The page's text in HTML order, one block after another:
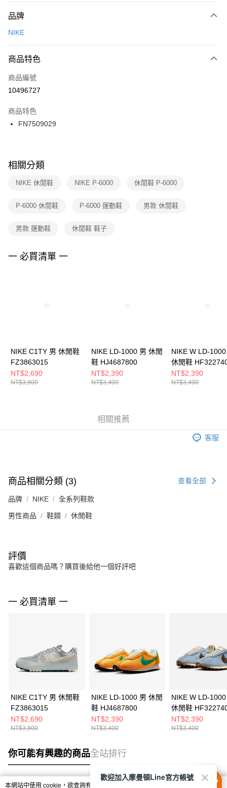
台灣樂天信用卡公司
【關於「AFTEE先享後付」】
便利好安心！
３．安心：先確認商品／服務後，再付款。
【「AFTEE先享後付」結帳流程】
１．於結帳方式選擇「AFTEE先享後付」後，將跳轉至「AFTEE先享後付」
２．訂單成立數日內，您將收到繳費通知簡訊。
３．收到繳費通知簡訊後14天內，點擊此簡訊中的連結，可透過四大超商／
ATM／網路銀行／等多元方式進行付款，方視為交易完成。
※ 交易是否成功請以「AFTEE先享後付 」之結帳頁面顯示為準，若有關於
是否繳費成功／繳費後需取消欲退款等相關疑問，請聯繫「AFTEE先享後付
客戶支援中心」
https://netprotections.freshdesk.com/support/home
１．透過由恩沛科技股份有限公司提供之「AFTEE先享後付」服務完成之交
權轉讓予恩沛科技股份有限公司。
３．未成年的使用者請事先徵得法定代理人或監護人之同意方可使用
「AFTEE先享後付」，若未經同意申辦者引起之損失，本公司不負相關責
運送方式
每筆NT$100，滿NT$1,500(含以上)免運費
宅配
每筆NT$100，滿NT$1,500(含以上)免運費
付款後門市自取
每筆NT$100，滿NT$1,500(含以上)免運費
品牌
NIKE
商品特色
商品編號
10496727
商品特色
FN7509029
相關分類
NIKE 休閒鞋 NIKE P-6000 休閒鞋 P-6000
P-6000 休閒鞋 P-6000 運動鞋 男款 休閒鞋
男款 運動鞋 休閒鞋 鞋子
一 必買清單 一
NIKE C1TY 男 休閒鞋
FZ3863015
NT$2,690
NT$3,800
NIKE LD-1000 男 休閒
鞋 HJ4687800
NT$2,390
NT$3,400
NIKE W LD-
休閒鞋
NT$2,390
NT$3,400
相關推薦
客服
商品相關分類 (3) 查看全部
品牌 NIKE 全系列鞋款
男性商品 鞋類 休閒鞋
評價
喜歡這個商品嗎？購買後給他一個好評吧
一 必買清單 一
NIKE C1TY 男 休閒鞋
FZ3863015
NT$2,690
NT$3,800
NIKE LD-1000 男 休閒
鞋 HJ4687800
NT$2,390
NT$3,400
NIKE W LD-
休閒鞋
NT$2,390
NT$3,400
你可能有興趣的商品全站排行
本網站中使用 cookie，欲查詢有關本網站使用 cookie 方式之詳情，及若您不希
歡迎加入摩曼頓Line官方帳號